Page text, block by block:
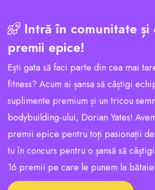
Intră în comunitate și
premii epice!
Ești gata să faci parte din cea mai
fitness? Acum ai șansa să câștigi
suplimente premium și un tricou
bodybuilding-ului, Dorian Yates!
premii epice pentru toți pasionații de
tu în concurs pentru o șansă să
16 premii pe care le punem la bătaie!